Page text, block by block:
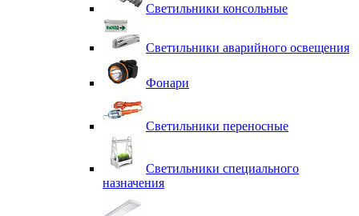
Светильники консольные
Светильники аварийного освещения
Фонари
Светильники переносные
Светильники специального
назначения